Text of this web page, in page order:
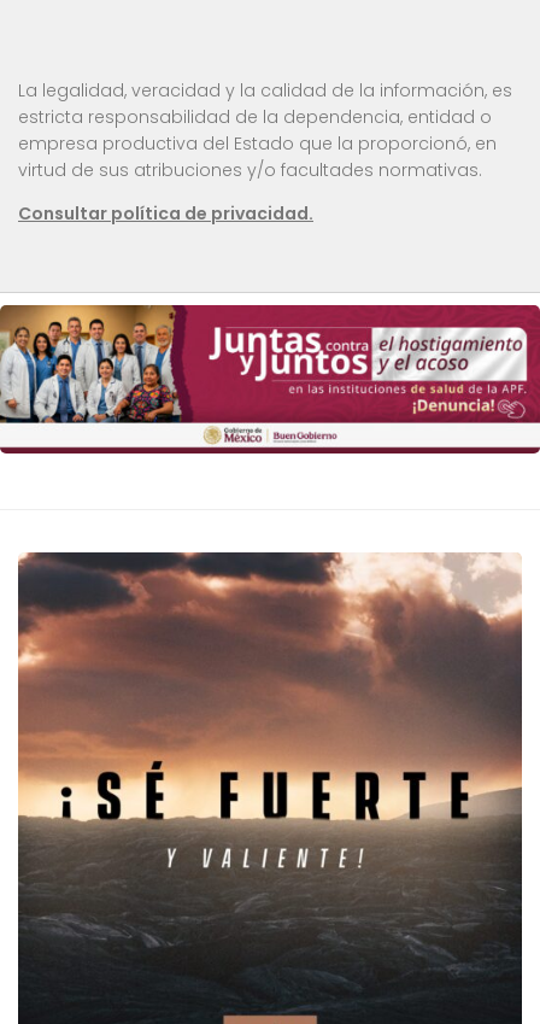
La legalidad, veracidad y la calidad de la información, es
estricta responsabilidad de la dependencia, entidad o
empresa productiva del Estado que la proporcionó, en
virtud de sus atribuciones y/o facultades normativas.
Consultar política de privacidad.